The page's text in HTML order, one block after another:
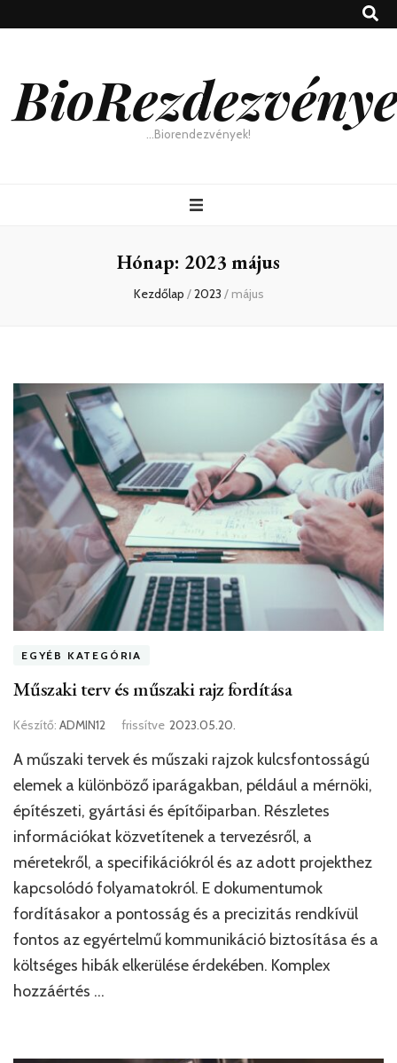
…Biorendezvények!
Hónap: 2023 május
Kezdőlap /2023 / május
EGYÉB KATEGÓRIA
Műszaki terv és műszaki rajz fordítása
Készítő: ADMIN12 frissítve 2023.05.20.
A műszaki tervek és műszaki rajzok kulcsfontosságú
elemek a különböző iparágakban, például a mérnöki,
építészeti, gyártási és építőiparban. Részletes
információkat közvetítenek a tervezésről, a
méretekről, a specifikációkról és az adott projekthez
kapcsolódó folyamatokról. E dokumentumok
fordításakor a pontosság és a precizitás rendkívül
fontos az egyértelmű kommunikáció biztosítása és a
költséges hibák elkerülése érdekében. Komplex
hozzáértés …